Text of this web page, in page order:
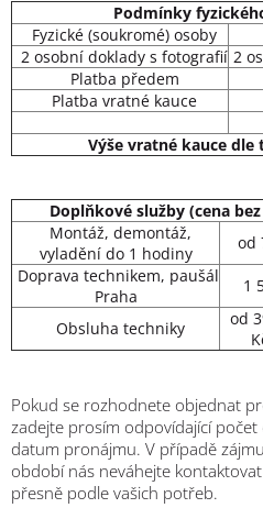
Podmínky
Fyzické (soukromé) osoby
2 osobní doklady s fotografií 2
Platba předem
Platba vratné kauce
Výše vratné kauce
Doplňkové služby (cena bez
Montáž, demontáž,
vyladění do 1 hodiny
od
Doprava technikem, paušál
Praha
1
Obsluha techniky
od
Pokud se rozhodnete objednat
zadejte prosím odpovídající
datum pronájmu. V případě
období nás neváhejte
přesně podle vašich potřeb.